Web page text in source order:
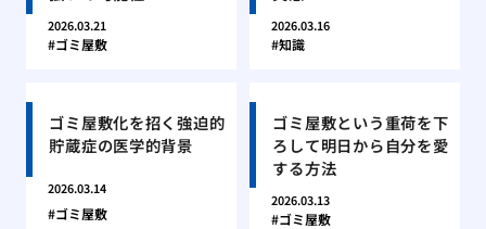
2026.03.21
ゴミ屋敷
2026.03.16
知識
ゴミ屋敷化を招く強迫的
貯蔵症の医学的背景
2026.03.14
ゴミ屋敷
ゴミ屋敷という重荷を下
ろして明日から自分を愛
する方法
2026.03.13
ゴミ屋敷